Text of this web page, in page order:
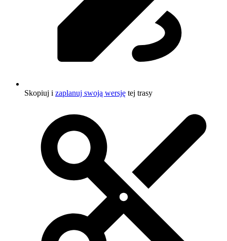
Skopiuj i zaplanuj swoją wersję tej trasy